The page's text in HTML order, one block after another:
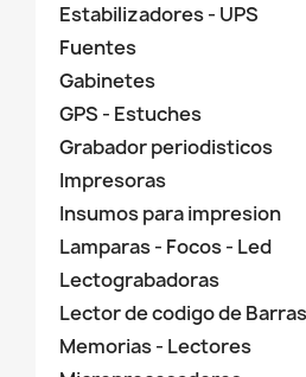
Estabilizadores - UPS
Fuentes
Gabinetes
GPS - Estuches
Grabador periodisticos
Impresoras
Insumos para impresion
Lamparas - Focos - Led
Lectograbadoras
Lector de codigo de Barras
Memorias - Lectores